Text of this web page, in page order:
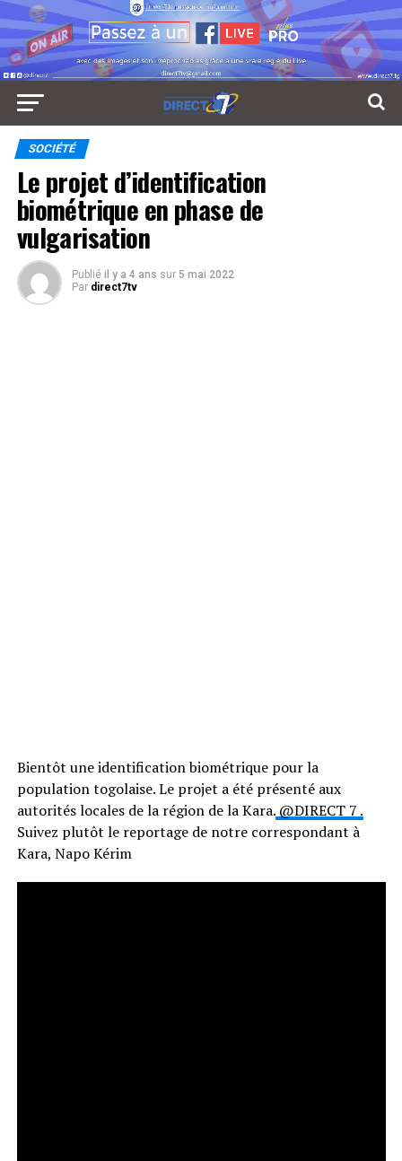
SOCIÉTÉ
Le projet d’identification
biométrique en phase de
vulgarisation
Publié il y a 4 ans sur 5 mai 2022
Par direct7tv
Bientôt une identification biométrique pour la
population togolaise. Le projet a été présenté aux
autorités locales de la région de la Kara.@DIRECT 7 .
Suivez plutôt le reportage de notre correspondant à
Kara, Napo Kérim